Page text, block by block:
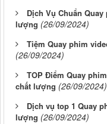
Dịch Vụ Chuẩn
lượng (26/09/2024)
Tiệm Quay phim
(26/09/2024)
TOP Điểm Quay
chất lượng (26/09/2024)
Dịch vụ top 1 Quay
lượng (26/09/2024)